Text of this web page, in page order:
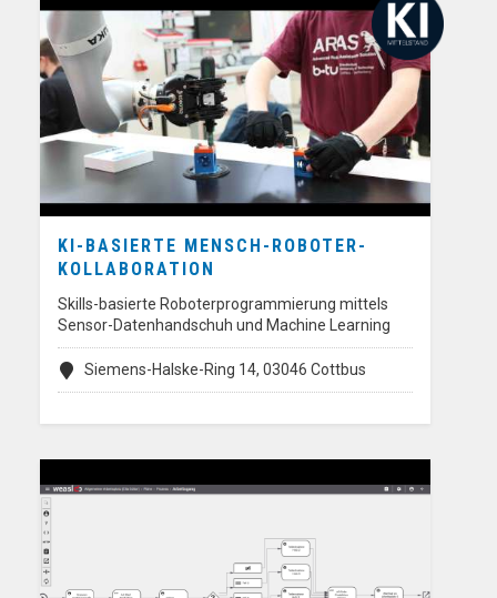
KI-BASIERTE MENSCH-ROBOTER-
KOLLABORATION
Skills-basierte Roboterprogrammierung mittels
Sensor-Datenhandschuh und Machine Learning
Siemens-Halske-Ring 14, 03046 Cottbus